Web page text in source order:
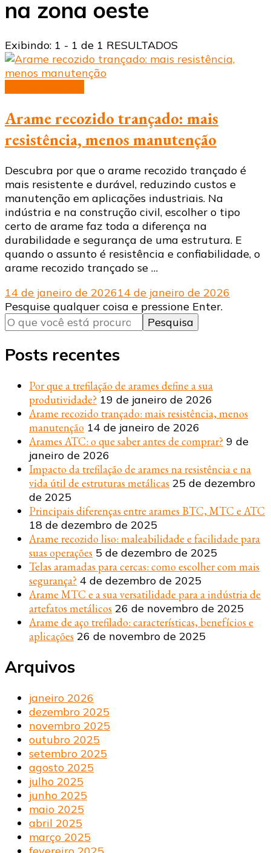
na zona oeste
Exibindo: 1 - 1 de 1 RESULTADOS
Arame recozido trançado: mais
resistência, menos manutenção
Descubra por que o arame recozido trançado é
mais resistente e durável, reduzindo custos e
manutenção em aplicações industriais. Na
indústria e na construção civil, escolher o tipo
certo de arame faz toda a diferença na
durabilidade e segurança de uma estrutura. E
quando o assunto é resistência e confiabilidade, o
arame recozido trançado se …
14 de janeiro de 202614 de janeiro de 2026
Procurando
algo?
Pesquise qualquer coisa e pressione Enter.
Posts recentes
Por que a trefilação de arames define a sua
produtividade? 19 de janeiro de 2026
Arame recozido trançado: mais resistência, menos
manutenção 14 de janeiro de 2026
Arames ATC: o que saber antes de comprar? 9 de
janeiro de 2026
Impacto da trefilação de arames na resistência e na
vida útil de estruturas metálicas 25 de dezembro
de 2025
Principais diferenças entre arames BTC, MTC e ATC
18 de dezembro de 2025
Arame recozido liso: maleabilidade e facilidade para
suas operações 5 de dezembro de 2025
Telas aramadas para cercas: como escolher com mais
segurança? 4 de dezembro de 2025
Arame MTC e a sua versatilidade para a indústria de
artefatos metálicos 26 de novembro de 2025
Arame de aço trefilado: características, benefícios e
aplicações 26 de novembro de 2025
Arquivos
janeiro 2026
dezembro 2025
novembro 2025
outubro 2025
setembro 2025
agosto 2025
julho 2025
junho 2025
maio 2025
abril 2025
março 2025